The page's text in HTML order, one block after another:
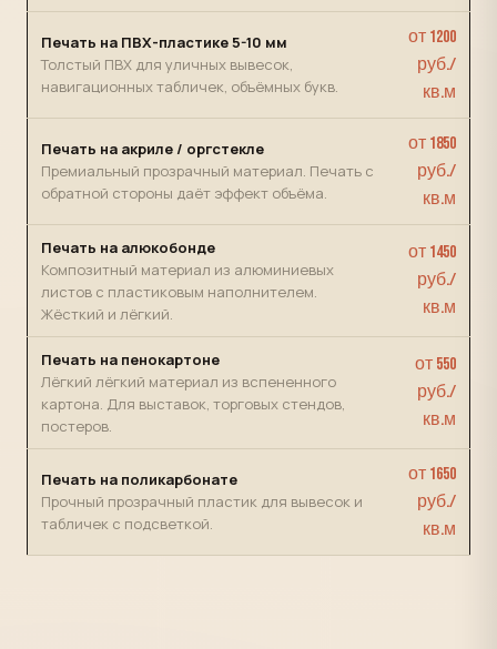
Печать на ПВХ-пластике 5-10 мм
Толстый ПВХ для уличных вывесок,
навигационных табличек, объёмных букв.
от 1200
руб./
кв.м
Печать на акриле / оргстекле
Премиальный прозрачный материал. Печать с
обратной стороны даёт эффект объёма.
от 1850
руб./
кв.м
Печать на алюкобонде
Композитный материал из алюминиевых
листов с пластиковым наполнителем.
Жёсткий и лёгкий.
от 1450
руб./
кв.м
Печать на пенокартоне
Лёгкий лёгкий материал из вспененного
картона. Для выставок, торговых стендов,
постеров.
от 550
руб./
кв.м
Печать на поликарбонате
Прочный прозрачный пластик для вывесок и
табличек с подсветкой.
от 1650
руб./
кв.м